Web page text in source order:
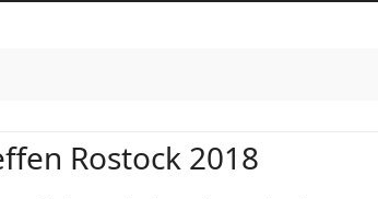
Rostock 2018